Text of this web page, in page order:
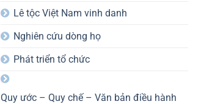
Lê tộc Việt Nam vinh danh
Nghiên cứu dòng họ
Phát triển tổ chức
Quy ước – Quy chế – Văn bản điều hành